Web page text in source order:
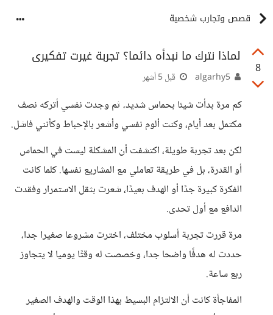
قصص وتجارب شخصية
8
لماذا نترك ما نبدأه دائما؟ تجربة غيرت تفكيرى
قبل 5 أشهر
كم مرة بدأت شيئا بحماس شديد، ثم وجدت نفسي أتركه نصف
مكتمل بعد أيام، وكنت ألوم نفسي وأشعر بالإحباط وكأنني فاشل.
لكن بعد تجربة طويلة، اكتشفت أن المشكلة ليست في الحماس
أو القدرة، بل في طريقة تعاملي مع المشاريع نفسها. كلما كانت
الفكرة كبيرة جدًا أو الهدف بعيدًا، شعرت بثقل الاستمرار وفقدت
الدافع مع أول تحدى.
مرة قررت تجربة أسلوب مختلف، اخترت مشروعا صغيرا جدا،
حددت له هدفًا واضحا جدا، وخصصت له وقتًا يوميا لا يتجاوز
ربع ساعة.
المفاجأة كانت أن الالتزام البسيط بهذا الوقت والهدف الصغير